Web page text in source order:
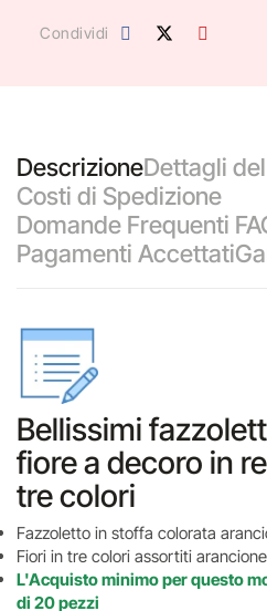
Condividi
DescrizioneDettagli
Costi di Spedizione
Domande Frequenti
Pagamenti Accettati
Bellissimi
fiore a decoro in
tre colori
Fazzoletto in stoffa colorata
Fiori in tre colori assortiti
L'Acquisto minimo per questo
di 20 pezzi